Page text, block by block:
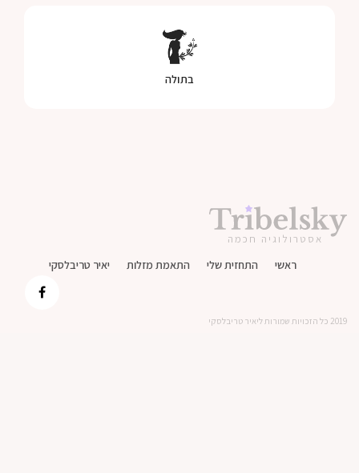
בתולה
אסטרולוגיה חכמה
ראשי התחזית שלי התאמת מזלות יאיר טריבלסקי
2019 כל הזכויות שמורות ליאיר טריבלסקי